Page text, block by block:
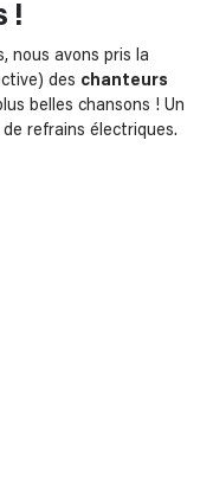
!
nous avons pris la
des chanteurs
belles chansons ! Un
refrains électriques.